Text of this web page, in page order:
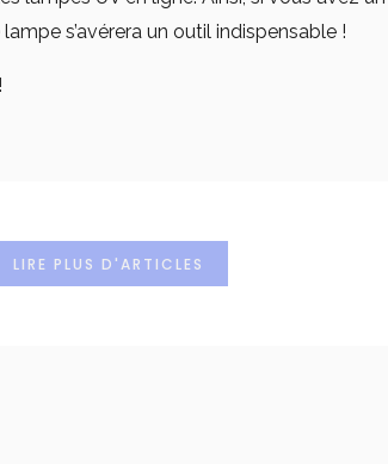
s’avérera un outil indispensable !
LIRE PLUS D'ARTICLES